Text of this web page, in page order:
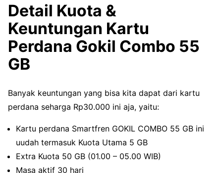
Detail Kuota &
Keuntungan Kartu
Perdana Gokil Combo 55
GB
Banyak keuntungan yang bisa kita dapat dari kartu
perdana seharga Rp30.000 ini aja, yaitu:
Kartu perdana Smartfren GOKIL COMBO 55 GB ini
uudah termasuk Kuota Utama 5 GB
Extra Kuota 50 GB (01.00 – 05.00 WIB)
Masa aktif 30 hari